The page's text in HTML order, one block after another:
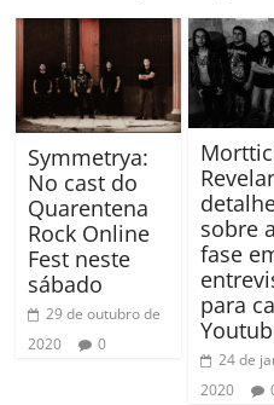
Symmetrya:
No cast do
Quarentena
Rock Online
Fest neste
sábado
29 de outubro de
2020
0
sobre
fase
para
24 de
2020